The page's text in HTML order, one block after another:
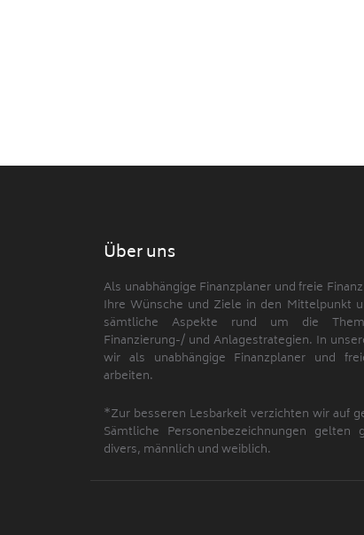
Über uns
Als unabhängige Finanzplaner und freie
Ihre Wünsche und Ziele in den Mittelpunkt
sämtliche Aspekte rund um die
Finanzierung-/ und Anlagestrategien. In
wir als unabhängige Finanzplaner und
arbeiten.
*Zur besseren Lesbarkeit verzichten wir auf
Sämtliche Personenbezeichnungen
divers, männlich und weiblich.